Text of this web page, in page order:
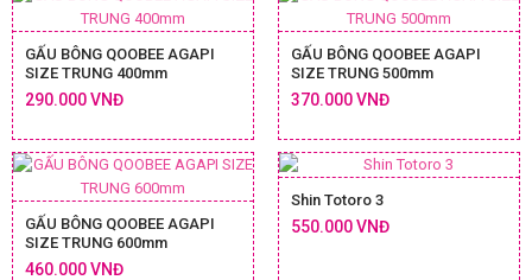
GẤU BÔNG QOOBEE AGAPI
SIZE TRUNG 400mm
290.000 VNĐ
GẤU BÔNG QOOBEE AGAPI
SIZE TRUNG 500mm
370.000 VNĐ
GẤU BÔNG QOOBEE AGAPI
SIZE TRUNG 600mm
460.000 VNĐ
Shin Totoro 3
550.000 VNĐ